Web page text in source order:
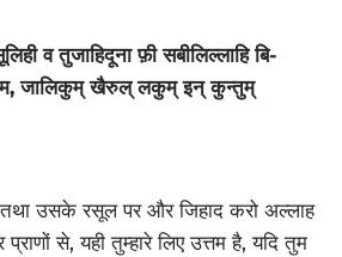
व तुजाहिदूना फ़ी सबीलिल्लाहि बि-
जालिकुम् खैरुल् लकुम् इन् कुन्तुम्
उसके रसूल पर और जिहाद करो अल्लाह
से, यही तुम्हारे लिए उत्तम है, यदि तुम